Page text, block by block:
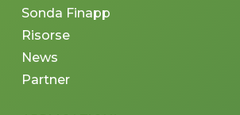
Sonda Finapp
Risorse
News
Partner